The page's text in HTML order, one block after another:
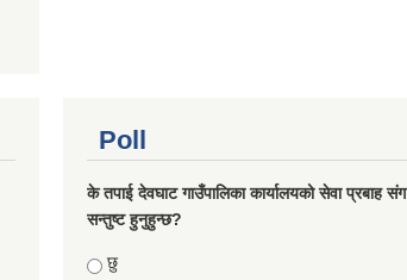
Poll
के तपाई देवघाट गाउँपालिका कार्यालयको सेवा प्रबाह संग
सन्तुष्ट हुनुहुन्छ?
Choices
छु